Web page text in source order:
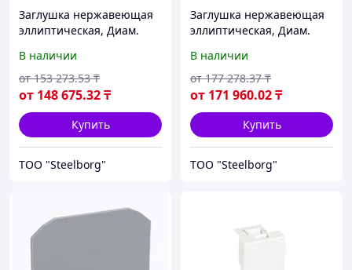
Заглушка нержавеющая
эллиптическая, Диам.
В наличии
от 148 675.32₸
от 153 273.53 ₸
Купить
ТОО "Steelborg"
Заглушка нержавеющая
эллиптическая, Диам.
В наличии
от 171 960.02₸
от 177 278.37 ₸
Купить
ТОО "Steelborg"